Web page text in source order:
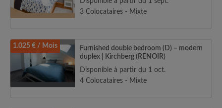
3 Colocataires - Mixte
1.025 € / Mois
Furnished double bedroom (D) – modern
duplex | Kirchberg (RENOIR)
Disponible à partir du 1 oct.
4 Colocataires - Mixte